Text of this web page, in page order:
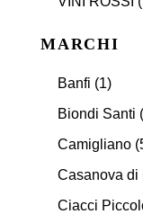
MARCHI
Banfi (1)
Biondi Santi
Camigliano
Casanova di
Ciacci